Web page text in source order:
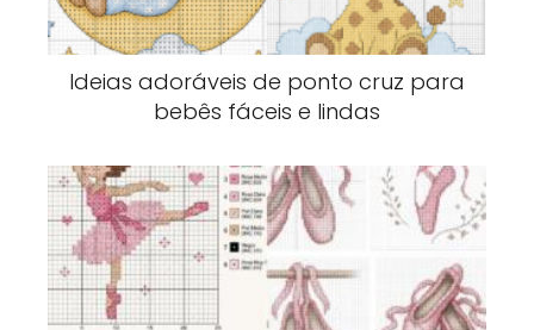
Ideias adoráveis de ponto cruz para
bebês fáceis e lindas